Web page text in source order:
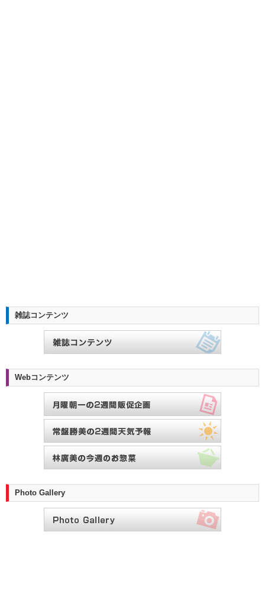
雑誌コンテンツ
Webコンテンツ
Photo Gallery